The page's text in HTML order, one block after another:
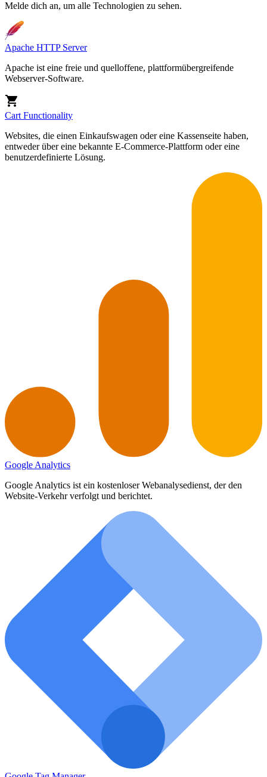
Melde dich an, um alle Technologien zu sehen.
Apache HTTP Server
Apache ist eine freie und quelloffene, plattformübergreifende
Webserver-Software.
Cart Functionality
Websites, die einen Einkaufswagen oder eine Kassenseite haben,
entweder über eine bekannte E-Commerce-Plattform oder eine
benutzerdefinierte Lösung.
Google Analytics
Google Analytics ist ein kostenloser Webanalysedienst, der den
Website-Verkehr verfolgt und berichtet.